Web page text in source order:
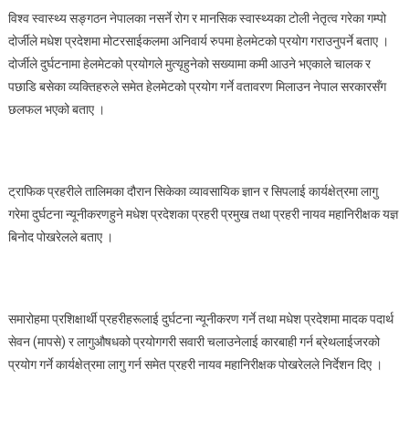
विश्व स्वास्थ्य सङ्गठन नेपालका नसर्ने रोग र मानसिक स्वास्थ्यका टोली नेतृत्व गरेका गम्पो
दोर्जीले मधेश प्रदेशमा मोटरसाईकलमा अनिवार्य रुपमा हेलमेटको प्रयोग गराउनुपर्ने बताए ।
दोर्जीले दुर्घटनामा हेलमेटको प्रयोगले मुत्यृहुनेको सख्यामा कमी आउने भएकाले चालक र
पछाडि बसेका व्यक्तिहरुले समेत हेलमेटको प्रयोग गर्ने वतावरण मिलाउन नेपाल सरकारसँग
छलफल भएको बताए ।
ट्राफिक प्रहरीले तालिमका दौरान सिकेका व्यावसायिक ज्ञान र सिपलाई कार्यक्षेत्रमा लागु
गरेमा दुर्घटना न्यूनीकरणहुने मधेश प्रदेशका प्रहरी प्रमुख तथा प्रहरी नायव महानिरीक्षक यज्ञ
बिनोद पोखरेलले बताए ।
समारोहमा प्रशिक्षार्थी प्रहरीहरूलाई दुर्घटना न्यूनीकरण गर्ने तथा मधेश प्रदेशमा मादक पदार्थ
सेवन (मापसे) र लागुऔषधको प्रयोगगरी सवारी चलाउनेलाई कारबाही गर्न ब्रेथलाईजरको
प्रयोग गर्ने कार्यक्षेत्रमा लागु गर्न समेत प्रहरी नायव महानिरीक्षक पोखरेलले निर्देशन दिए ।